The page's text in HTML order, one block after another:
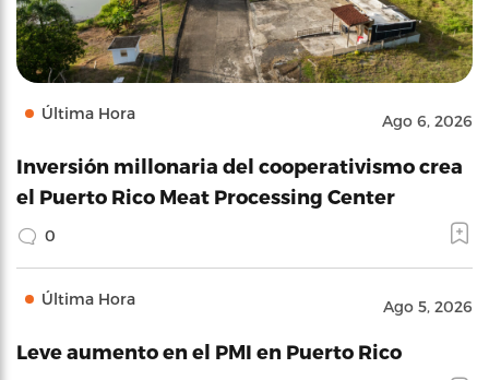
Última Hora Ago 6, 2026
Inversión millonaria del cooperativismo crea
el Puerto Rico Meat Processing Center
0
Última Hora Ago 5, 2026
Leve aumento en el PMI en Puerto Rico